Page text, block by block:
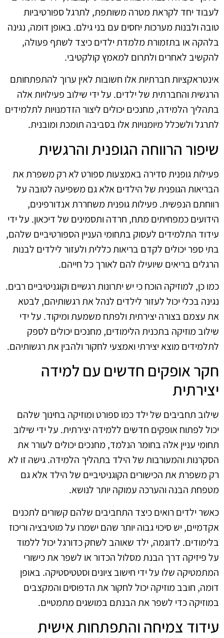
לעבוד יחד לקראת מטרה משותפת, לתרגל ספורטיביות
טובה ולבנות מערכות יחסים עם בני גילם. באופן דומה, נגינה
בלהקה או בתזמורת מלמדת ילדים כיצד לשתף פעולה,
להקשיב לאחרים ולתרום למאמץ קולקטיבי.
אינטראקציות חברתיות אלו חשובות לאין ערוך להתפתחותם
הרגשית והחברתית של ילדים. על ידי שילוב פעילויות אלה
בתהליך הלמידה, מחנכים יכולים ליצור הזדמנויות לתלמידים
לתרגל ולשכלל מיומנויות אלו בסביבה תומכת ומובנית.
שיפור הרווחה הגופנית והרגשית
פעילות גופנית סדירה באמצעות ספורט לא רק משפרת את
הבריאות הגופנית של הילדים אלא גם משפיעה לטובה על
רווחתם הנפשית. פעילות גופנית משחררת אנדורפינים,
הידועים כמפחיתים מתח, חרדה ותסמינים של דיכאון. על ידי
עידוד התלמידים לעסוק בתחומי העניין הספורטיביים שלהם,
בתי ספר יכולים לקדם בריאות כללית ולעזור לילדים לבנות
הרגלים בריאים שיועילו להם לאורך כל חייהם.
כמו כן, למוזיקה הוכח כי יש יתרונות רגשיים וקוגניטיביים רבים.
נגינה בכלי יכול לעזור לילדים לנהל את רגשותיהם, לבטא
את עצמם בצורה יצירתית ולפתח משמעת ומיקוד. על ידי
שילוב מוזיקה בתכנית הלימודים, מחנכים יכולים לספק
לתלמידים מוצא יצירתי ואמצעי לחקור ולהבין את רגשותיהם.
חקר אופקים חדשים עם למידה
יצירתית
שילוב תחביבים של ילד כמו ספורט ומוזיקה בחינוך שלהם
יכול לפתוח אופקים חדשים ללמידה יצירתית. על ידי שילוב
תחומי עניין אלה בחומר הנלמד, מחנכים יכולים לעורר את
הסקרנות והמעורבות של הילד בתהליך הלמידה. גישה זו לא
רק משפרת את הכישורים הקוגניטיביים של הילד אלא גם
מטפחת הבנה והערכה עמוקה יותר לנושא.
כאשר ילדים רואים כיצד התחביבים שלהם קשורים לתכנים
אקדמיים, יש סיכוי גבוה יותר שהם ישמרו על מוטיבציה וריכוז
בלימודים. לדוגמה, ילד שאוהב לשחק כדורגל יכול ללמוד
על פיזיקה דרך הבנת מסלול הכדור או לשפר את כישורי
המתמטיקה שלו על ידי חישוב ציונים וסטטיסטיקה. באופן
דומה, חובב מוזיקה יכול לחקור את הדפוסים והמקצבים
במוזיקה כדי לשפר את הבנתם במושגים מתמטיים.
עידוד צמיחה והתפתחות אישית